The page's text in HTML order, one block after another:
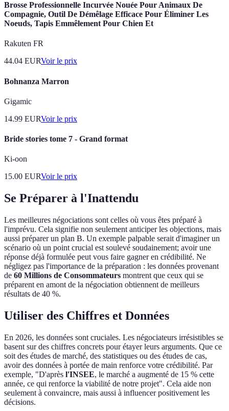
Brosse Professionnelle Incurvée Nouée Pour Animaux De
Compagnie, Outil De Démêlage Efficace Pour Éliminer Les
Noeuds, Tapis Emmêlement Pour Chien Et
Rakuten FR
44.04 EURVoir le prix
Bohnanza Marron
Gigamic
14.99 EURVoir le prix
Bride stories tome 7 - Grand format
Ki-oon
15.00 EURVoir le prix
Se Préparer à l'Inattendu
Les meilleures négociations sont celles où vous êtes préparé à
l'imprévu. Cela signifie non seulement anticiper les objections, mais
aussi préparer un plan B. Un exemple palpable serait d'imaginer un
scénario où un point crucial est soulevé soudainement; avoir une
réponse déjà formulée peut vous faire gagner en crédibilité. Ne
négligez pas l'importance de la préparation : les données provenant
de 60 Millions de Consommateurs montrent que ceux qui se
préparent en amont de la négociation obtiennent de meilleurs
résultats de 40 %.
Utiliser des Chiffres et Données
En 2026, les données sont cruciales. Les négociateurs irrésistibles se
basent sur des chiffres concrets pour étayer leurs arguments. Que ce
soit des études de marché, des statistiques ou des études de cas,
avoir des données à portée de main renforce votre crédibilité. Par
exemple, "D'après l'INSEE, le marché a augmenté de 15 % cette
année, ce qui renforce la viabilité de notre projet". Cela aide non
seulement à convaincre, mais aussi à influencer positivement les
décisions.